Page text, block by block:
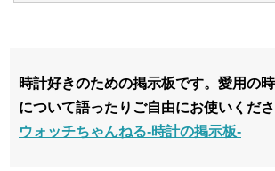
時計好きのための掲示板です。愛用の
について語ったりご自由にお使いくださ
ウォッチちゃんねる-時計の掲示板-